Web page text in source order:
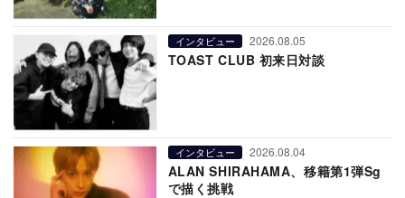
インタビュー 2026.08.05
TOAST CLUB 初来日対談
インタビュー 2026.08.04
ALAN SHIRAHAMA、移籍第1弾Sg
で描く挑戦